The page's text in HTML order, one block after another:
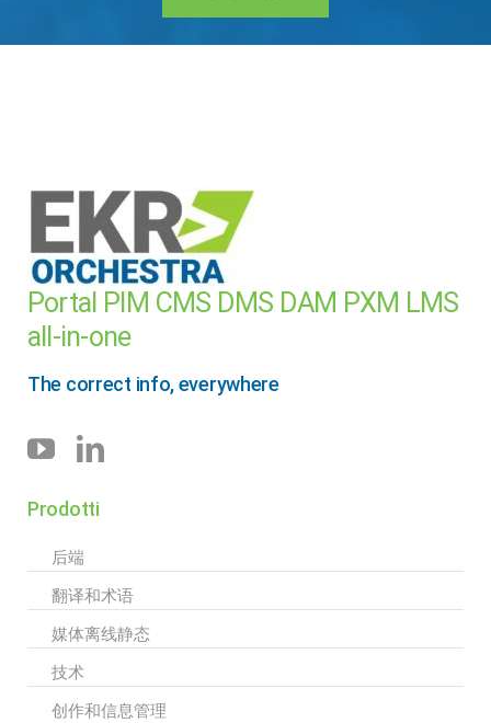
Portal PIM CMS DMS DAM PXM LMS
all-in-one
The correct info, everywhere
Prodotti
后端
翻译和术语
媒体离线静态
技术
创作和信息管理